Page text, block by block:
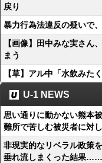
戻り
暴力行為法違反の疑いで
【画像】田中みな実さん
まう
【草】アル中「水飲みた
U-1 NEWS
思い通りに動かない熊本
難所で苦しむ被災者に対
非現実的なリベラル政策
垂れ流しまくった結果……